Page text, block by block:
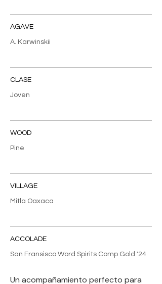
AGAVE
A. Karwinskii
CLASE
Joven
WOOD
Pine
VILLAGE
Mitla Oaxaca
ACCOLADE
San Fransisco Word Spirits Comp Gold '24
Un acompañamiento perfecto para